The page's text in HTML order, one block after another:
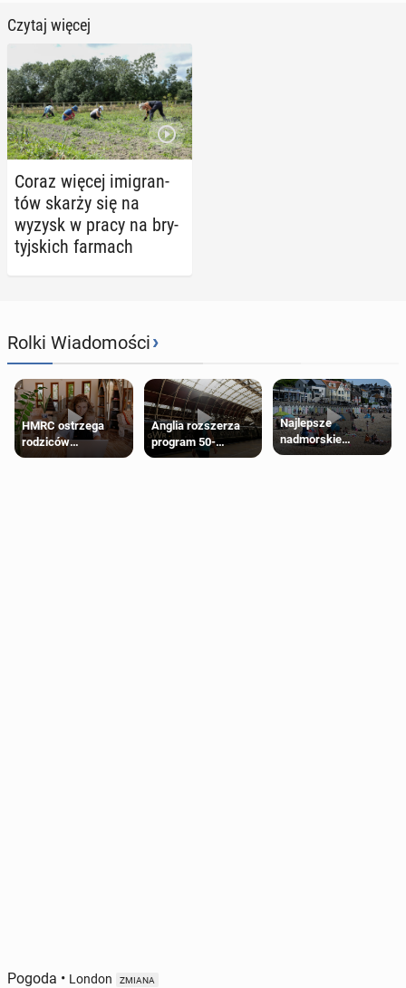
Czytaj więcej
Coraz więcej imi­gran­
tów skarży się na
wyzysk w pracy na bry­
tyj­skich farmach
Rolki Wiadomości›
HMRC ostrzega
rodziców
pobierających Child
Anglia rozszerza
program 50-
procentowych
Najlepsze
nadmorskie
miasteczko blisko
Pogoda • London ZMIANA